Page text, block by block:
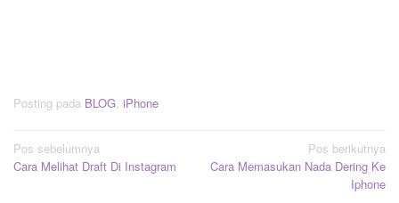
Posting pada BLOG, iPhone
Navigasi
pos
Pos sebelumnya
Cara Melihat Draft Di Instagram
Pos berikutnya
Cara Memasukan Nada Dering Ke
Iphone